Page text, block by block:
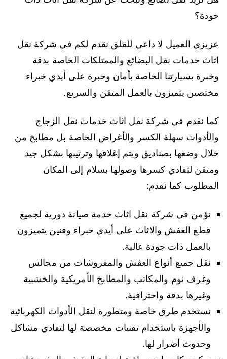
جودة؟
عزيزي العميل لا داعي للقلق نقدم لكم في شركة نقل
اثاث خدمات نقل البضائع والممتلكات الخاصة بدقة
وخبرة بسيارتنا الخاصة بأمان وخبرة على أيدي خبراء
مختصين يتميزون بالعمل المتقن والسريع.
كما نقدم في شركة نقل اثاث خدمات نقل الزجاج
والأدوات سهلة الكسر والأغراض الخاصة بل مطابخ من
خلال وضعها بصناديق ويتم إغلاقها وترتيبها بشكل جيد
ومتقن لتفادي كسرها وصولها بسلام إلى المكان
المطلوب كما نقدم:
نؤمن في شركة نقل اثاث خدمة صيانة دورية لجميع
قطع العفش والاثاث على أيدي خبراء وفنين يتميزون
بالعمل ذات جودة عالية.
نقل جميع أنواع العفش والمفروشات من مجالس
وغرف نوم والمكاتب والمطابخ الأمريكية والخشبية
وغيرها بدقة واحترافية.
نستخدم طرق خاصة ومتطورة لنقل الأدوات الكهربائية
والأجهزة باستخدام تقنيات مخصصة لها لتفادي مشاكل
وحدوث أضرار لها.